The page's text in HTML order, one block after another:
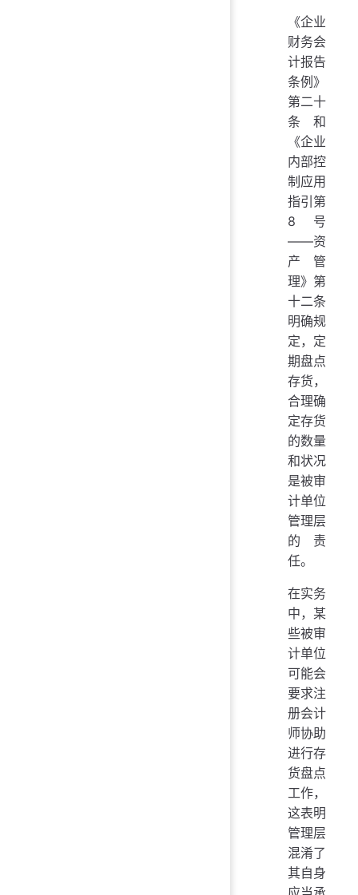
《企业
财务会
计报告
条例》
第二十
条和
《企业
内部控
制应用
指引第
8号
——资
产管
理》第
十二条
明确规
定，定
期盘点
存货，
合理确
定存货
的数量
和状况
是被审
计单位
管理层
的责
任。
在实务
中，某
些被审
计单位
可能会
要求注
册会计
师协助
进行存
货盘点
工作，
这表明
管理层
混淆了
其自身